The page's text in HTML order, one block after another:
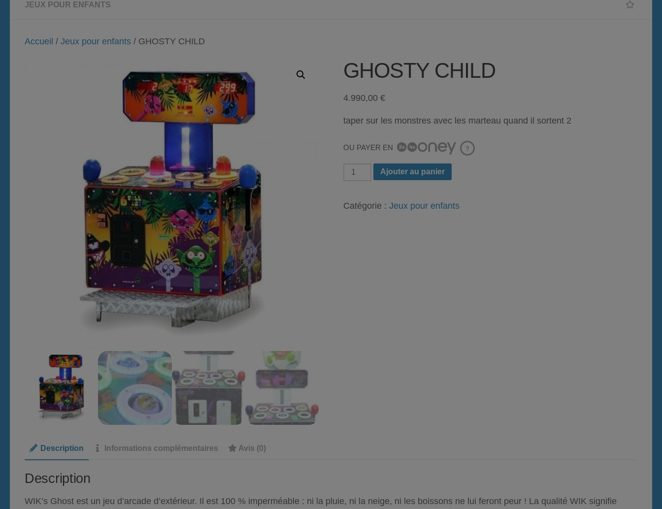
JEUX POUR ENFANTS
Accueil / Jeux pour enfants / GHOSTY CHILD
GHOSTY CHILD
4.990,00 €
taper sur les monstres avec les marteau quand il sortent 2
OU PAYER EN ?
quantité
CHILD
Ajouter au panier
Catégorie : Jeux pour enfants
Description Informations complémentaires Avis (0)
Description
WIK’s Ghost est un jeu d’arcade d’extérieur. Il est 100 % imperméable : ni la pluie, ni la neige, ni les boissons ne lui feront peur ! La qualité WIK signifie